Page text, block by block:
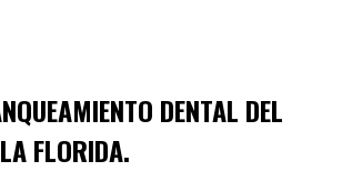
DENTAL DEL
FLORIDA.